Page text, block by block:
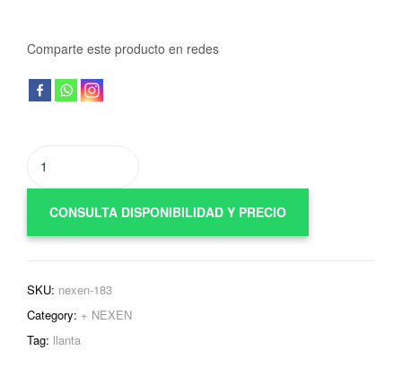
Comparte este producto en redes
CONSULTA DISPONIBILIDAD Y PRECIO
SKU: nexen-183
Category: + NEXEN
Tag: llanta